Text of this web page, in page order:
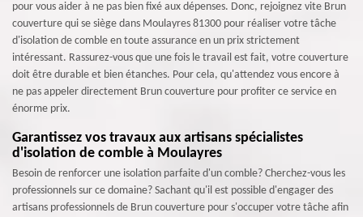
pour vous aider à ne pas bien fixé aux dépenses. Donc, rejoignez vite Brun
couverture qui se siège dans Moulayres 81300 pour réaliser votre tâche
d'isolation de comble en toute assurance en un prix strictement
intéressant. Rassurez-vous que une fois le travail est fait, votre couverture
doit être durable et bien étanches. Pour cela, qu'attendez vous encore à
ne pas appeler directement Brun couverture pour profiter ce service en
énorme prix.
Garantissez vos travaux aux artisans spécialistes
d'isolation de comble à Moulayres
Besoin de renforcer une isolation parfaite d'un comble? Cherchez-vous les
professionnels sur ce domaine? Sachant qu'il est possible d'engager des
artisans professionnels de Brun couverture pour s'occuper votre tâche afin